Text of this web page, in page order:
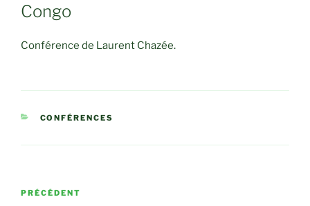
Congo
Conférence de Laurent Chazée.
CATÉGORIES
CONFÉRENCES
Navigation
Article
PRÉCÉDENT